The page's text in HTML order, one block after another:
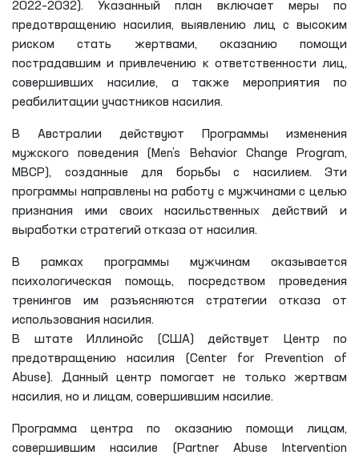
2022–2032). Указанный план включает меры по
предотвращению насилия, выявлению лиц с высоким
риском стать жертвами, оказанию помощи
пострадавшим и привлечению к ответственности лиц,
совершивших насилие, а также мероприятия по
реабилитации участников насилия.
В Австралии действуют Программы изменения
мужского поведения (Men’s Behavior Change Program,
MBCP), созданные для борьбы с насилием. Эти
программы направлены на работу с мужчинами с целью
признания ими своих насильственных действий и
выработки стратегий отказа от насилия.
В рамках программы мужчинам оказывается
психологическая помощь, посредством проведения
тренингов им разъясняются стратегии отказа от
использования насилия.
В штате Иллинойс (США) действует Центр по
предотвращению насилия (Center for Prevention of
Abuse). Данный центр помогает не только жертвам
насилия, но и лицам, совершившим насилие.
Программа центра по оказанию помощи лицам,
совершившим насилие (Partner Abuse Intervention